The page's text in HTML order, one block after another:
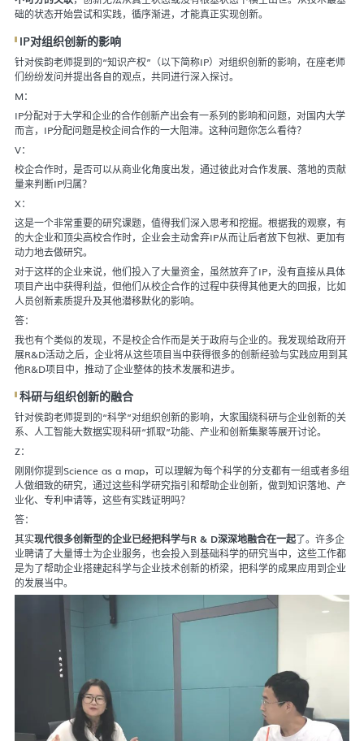
础的状态开始尝试和实践，循序渐进，才能真正实现创新。
IP对组织创新的影响
针对侯韵老师提到的“知识产权”（以下简称IP）对组织创新的影响，在座老师
们纷纷发问并提出各自的观点，共同进行深入探讨。
M：
IP分配对于大学和企业的合作创新产出会有一系列的影响和问题，对国内大学
而言，IP分配问题是校企间合作的一大阻滞。这种问题你怎么看待？
V：
校企合作时，是否可以从商业化角度出发，通过彼此对合作发展、落地的贡献
量来判断IP归属？
X：
这是一个非常重要的研究课题，值得我们深入思考和挖掘。根据我的观察，有
的大企业和顶尖高校合作时，企业会主动舍弃IP从而让后者放下包袱、更加有
动力地去做研究。
对于这样的企业来说，他们投入了大量资金，虽然放弃了IP，没有直接从具体
项目产出中获得利益，但他们从校企合作的过程中获得其他更大的回报，比如
人员创新素质提升及其他潜移默化的影响。
答：
我也有个类似的发现，不是校企合作而是关于政府与企业的。我发现给政府开
展R&D活动之后，企业将从这些项目当中获得很多的创新经验与实践应用到其
他R&D项目中，推动了企业整体的技术发展和进步。
科研与组织创新的融合
针对侯韵老师提到的“科学”对组织创新的影响，大家围绕科研与企业创新的关
系、人工智能大数据实现科研“抓取”功能、产业和创新集聚等展开讨论。
Z：
刚刚你提到Science as a map，可以理解为每个科学的分支都有一组或者多组
人做细致的研究，通过这些科学研究指引和帮助企业创新，做到知识落地、产
业化、专利申请等，这些有实践证明吗？
答：
其实现代很多创新型的企业已经把科学与R & D深深地融合在一起了。许多企
业聘请了大量博士为企业服务，也会投入到基础科学的研究当中，这些工作都
是为了帮助企业搭建起科学与企业技术创新的桥梁，把科学的成果应用到企业
的发展当中。